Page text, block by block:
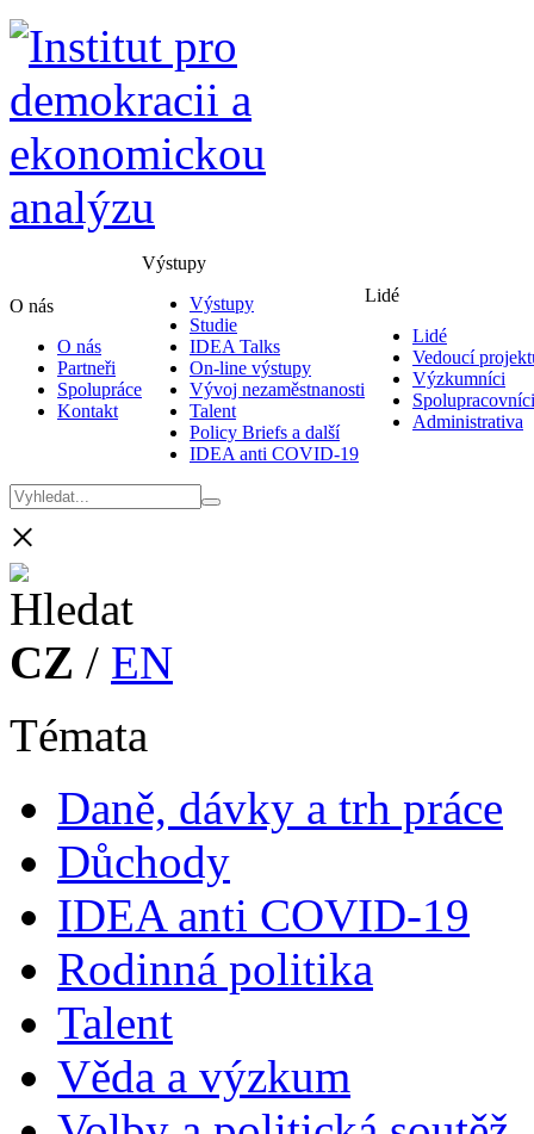
O nás
O nás
Partneři
Spolupráce
Kontakt
Výstupy
Výstupy
Studie
IDEA Talks
On-line výstupy
Vývoj nezaměstnanosti
Talent
Policy Briefs a další
IDEA anti COVID-19
Lidé
Lidé
Vedoucí
Výzkumníci
Spolupracovníci
Administrativa
×
CZ / EN
Témata
Daně, dávky a trh práce
Důchody
IDEA anti COVID-19
Rodinná politika
Talent
Věda a výzkum